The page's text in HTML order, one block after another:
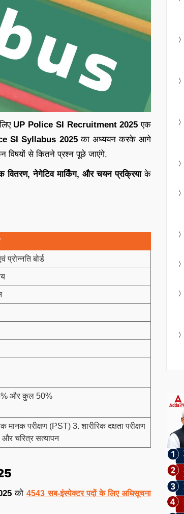
UP Police SI Recruitment 2025 एक
SI Syllabus 2025का अध्ययन करके आगे
विषयों से कितने प्रश्न पूछे जाएंगे.
वितरण, नेगेटिव मार्किंग, और चयन प्रक्रियाके
प्रोन्नति बोर्ड
और कुल 50%
परीक्षण (PST) 3. शारीरिक दक्षता परीक्षण
और चरित्र सत्यापन
को4543 सब-इंस्पेक्टर पदों के लिए अधिसूचना